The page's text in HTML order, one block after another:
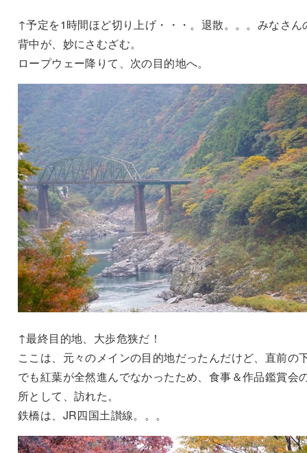
↑予定を1時間ほど切り上げ・・・。退散。。。みなさん
背中が、妙にさむざむ。
ロープウェー降りて、次の目的地へ。
↑最終目的地、大歩危狭だ！
ここは、元々のメインの目的地だったんだけど、直前の
でも紅葉が全然進んでなかったため、食事＆作品鑑賞会
所として、訪れた。
鉄橋は、JR四国土讃線。。。